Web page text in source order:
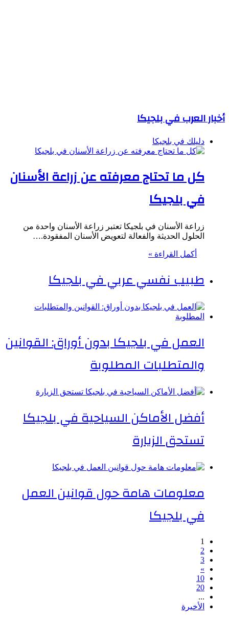
أخبار العرب في بلجيكا
دليلك في بلجيكا
كل ما تحتاج معرفته عن زراعة الأسنان
في بلجيكا
زراعة الأسنان في بلجيكا تعتبر زراعة الأسنان واحدة من
الحلول الحديثة والفعالة لتعويض الأسنان المفقودة.…
أكمل القراءة »
طبيب نفسي عربي في بلجيكا
العمل في بلجيكا بدون أوراق: القوانين
والمتطلبات المطلوبة
أفضل الأماكن السياحية في بلجيكا
تستحق الزيارة
معلومات هامة حول قوانين العمل
في بلجيكا
1
2
3
»
10
20
...
الأخيرة